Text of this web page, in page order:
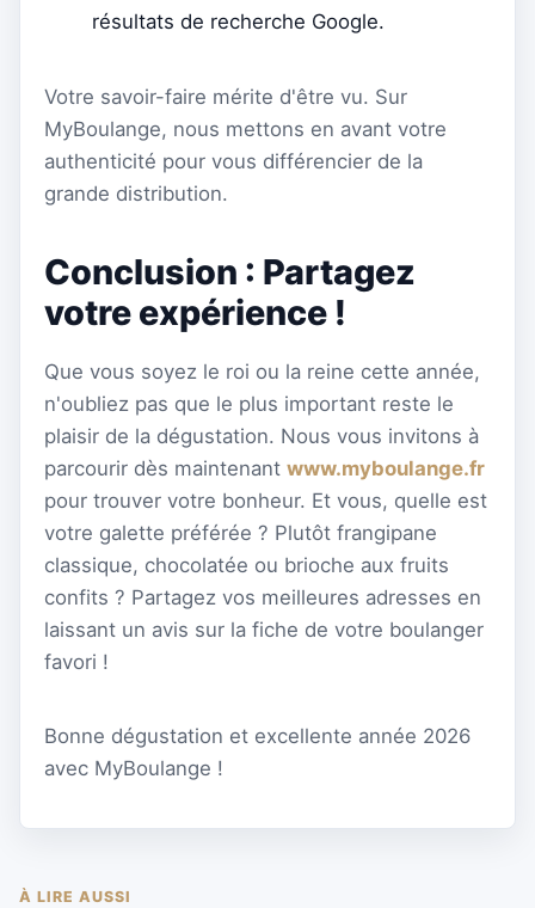
résultats de recherche Google.
Votre savoir-faire mérite d'être vu. Sur
MyBoulange, nous mettons en avant votre
authenticité pour vous différencier de la
grande distribution.
Conclusion : Partagez
votre expérience !
Que vous soyez le roi ou la reine cette année,
n'oubliez pas que le plus important reste le
plaisir de la dégustation. Nous vous invitons à
parcourir dès maintenant www.myboulange.fr
pour trouver votre bonheur. Et vous, quelle est
votre galette préférée ? Plutôt frangipane
classique, chocolatée ou brioche aux fruits
confits ? Partagez vos meilleures adresses en
laissant un avis sur la fiche de votre boulanger
favori !
Bonne dégustation et excellente année 2026
avec MyBoulange !
À LIRE AUSSI